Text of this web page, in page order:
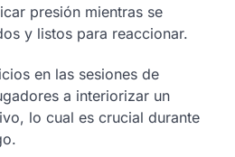
presión mientras se
y listos para reaccionar.
en las sesiones de
a interiorizar un
lo cual es crucial durante